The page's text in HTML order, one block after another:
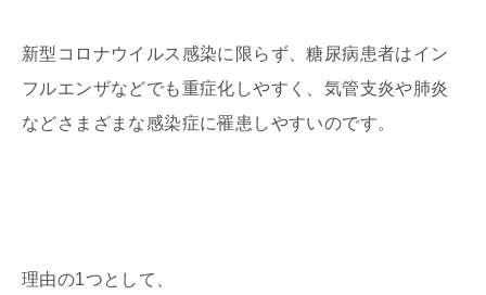
新型コロナウイルス感染に限らず、糖尿病患者はイン
フルエンザなどでも重症化しやすく、気管支炎や肺炎
などさまざまな感染症に罹患しやすいのです。
理由の1つとして、